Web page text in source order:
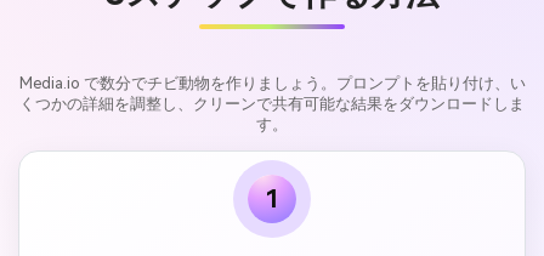
Media.io で数分でチビ動物を作りましょう。プロンプトを貼り付け、い
くつかの詳細を調整し、クリーンで共有可能な結果をダウンロードしま
す。
1